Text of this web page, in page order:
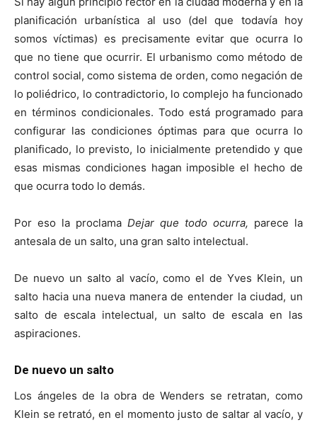
planificación urbanística al uso (del que todavía hoy
somos víctimas) es precisamente evitar que ocurra lo
que no tiene que ocurrir. El urbanismo como método de
control social, como sistema de orden, como negación de
lo poliédrico, lo contradictorio, lo complejo ha funcionado
en términos condicionales. Todo está programado para
configurar las condiciones óptimas para que ocurra lo
planificado, lo previsto, lo inicialmente pretendido y que
esas mismas condiciones hagan imposible el hecho de
que ocurra todo lo demás.
Por eso la proclama Dejar que todo ocurra, parece la
antesala de un salto, una gran salto intelectual.
De nuevo un salto al vacío, como el de Yves Klein, un
salto hacia una nueva manera de entender la ciudad, un
salto de escala intelectual, un salto de escala en las
aspiraciones.
De nuevo un salto
Los ángeles de la obra de Wenders se retratan, como
Klein se retrató, en el momento justo de saltar al vacío, y